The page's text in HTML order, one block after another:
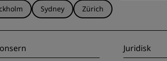
Sydney Zürich
Juridisk